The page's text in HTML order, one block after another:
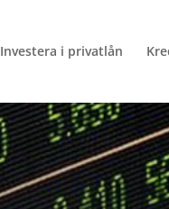
Investera i privatlån